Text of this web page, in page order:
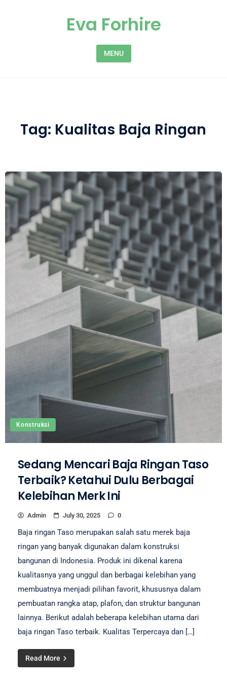
Eva Forhire
MENU
Tag: Kualitas Baja Ringan
Konstruksi
Sedang Mencari Baja Ringan Taso
Terbaik? Ketahui Dulu Berbagai
Kelebihan Merk Ini
Admin July 30, 2025 0
Baja ringan Taso merupakan salah satu merek baja
ringan yang banyak digunakan dalam konstruksi
bangunan di Indonesia. Produk ini dikenal karena
kualitasnya yang unggul dan berbagai kelebihan yang
membuatnya menjadi pilihan favorit, khususnya dalam
pembuatan rangka atap, plafon, dan struktur bangunan
lainnya. Berikut adalah beberapa kelebihan utama dari
baja ringan Taso terbaik. Kualitas Terpercaya dan […]
Read More